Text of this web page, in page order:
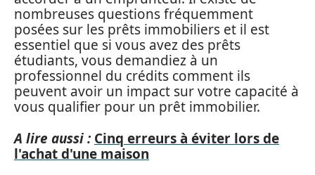
nombreuses questions fréquemment
posées sur les prêts immobiliers et il est
essentiel que si vous avez des prêts
étudiants, vous demandiez à un
professionnel du crédits comment ils
peuvent avoir un impact sur votre capacité à
vous qualifier pour un prêt immobilier.
A lire aussi : Cinq erreurs à éviter lors de
l'achat d'une maison